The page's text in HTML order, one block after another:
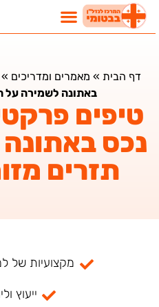
דף הבית»מאמרים ומדריכים»
באתונה לשמירה על
טיפים
נכס
תזרים
מקצועיות של
ייעוץ